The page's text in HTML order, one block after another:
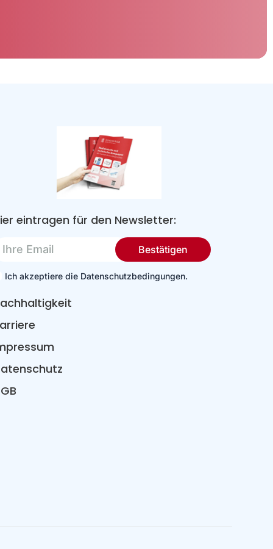
eintragen für den Newsletter:
Ich akzeptiere die Datenschutzbedingungen.
Bestätigen